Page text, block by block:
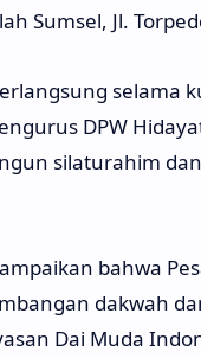
Sumsel, Jl.
selama
DPW
silaturahim
bahwa
dakwah
Dai Muda